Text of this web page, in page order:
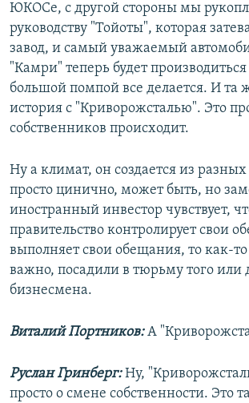
ЮКОСе, с другой стороны мы
руководству "Тойоты", которая
завод, и самый уважаемый
"Камри" теперь будет
большой помпой все делается. И та
история с "Криворожсталью". Это
собственников происходит.
Ну а климат, он создается из
просто цинично, может быть, но
иностранный инвестор чувствует,
правительство контролирует свои
выполняет свои обещания, то как-
важно, посадили в тюрьму того или
бизнесмена.
Виталий Портников:А
Руслан Гринберг:Ну,
просто о смене собственности. Это